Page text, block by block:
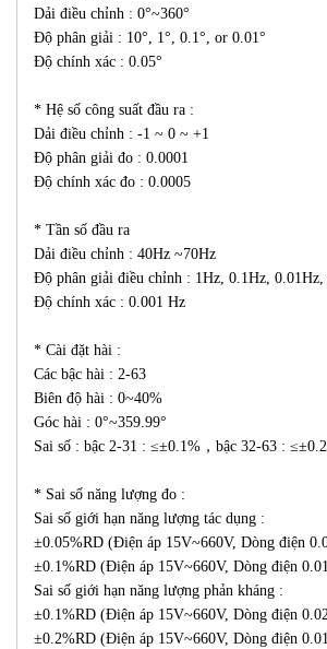
Dải điều chỉnh : 0°~360°
Độ phân giải : 10°, 1°, 0.1°, or 0.01°
Độ chính xác : 0.05°
* Hệ số công suất đầu ra :
Dải điều chỉnh : -1 ~ 0 ~ +1
Độ phân giải đo : 0.0001
Độ chính xác đo : 0.0005
* Tần số đầu ra
Dải điều chỉnh : 40Hz ~70Hz
Độ phân giải điều chỉnh : 1Hz, 0.1Hz,
Độ chính xác : 0.001 Hz
* Cài đặt hài :
Các bậc hài : 2-63
Biên độ hài : 0~40%
Góc hài : 0°~359.99°
Sai số : bậc 2-31 : ≤±0.1%，bậc 32-63 :
* Sai số năng lượng đo :
Sai số giới hạn năng lượng tác dụng :
±0.05%RD (Điện áp 15V~660V, Dòng điện
±0.1%RD (Điện áp 15V~660V, Dòng điện
Sai số giới hạn năng lượng phản kháng :
±0.1%RD (Điện áp 15V~660V, Dòng điện
±0.2%RD (Điện áp 15V~660V, Dòng điện